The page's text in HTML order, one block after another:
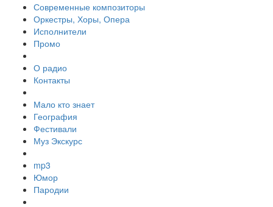
Современные композиторы
Оркестры, Хоры, Опера
Исполнители
Промо
О радио
Контакты
Мало кто знает
География
Фестивали
Муз Экскурс
mp3
Юмор
Пародии